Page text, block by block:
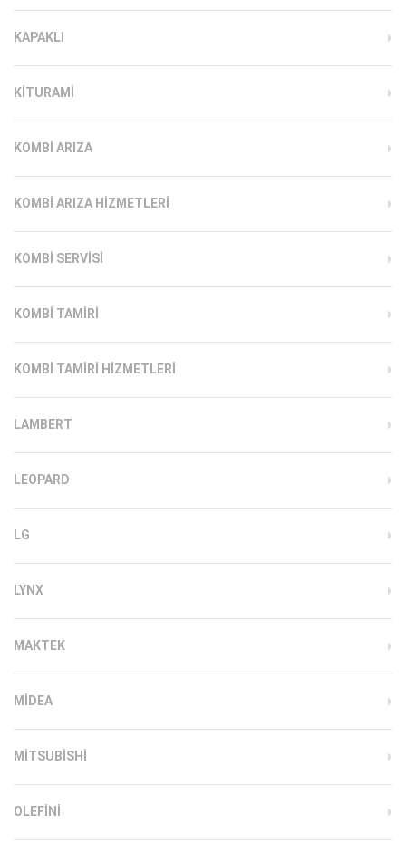
KAPAKLI
KITURAMI
KOMBI ARIZA
KOMBI ARIZA HIZMETLERI
KOMBI SERVISI
KOMBI TAMIRI
KOMBI TAMIRI HIZMETLERI
LAMBERT
LEOPARD
LG
LYNX
MAKTEK
MIDEA
MITSUBISHI
OLEFINI